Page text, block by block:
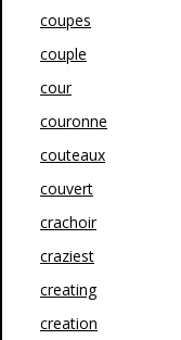
coupes
couple
cour
couronne
couteaux
couvert
crachoir
craziest
creating
creation